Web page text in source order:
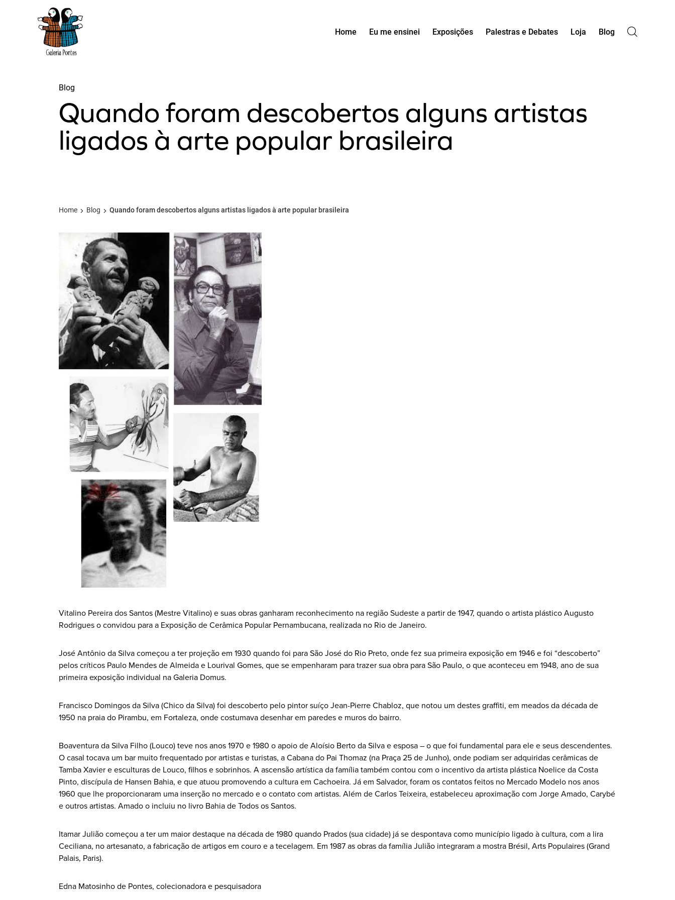
Home Eu me ensinei Exposições Palestras e Debates Loja Blog
Blog
Quando foram descobertos alguns artistas
ligados à arte popular brasileira
Home Blog Quando foram descobertos alguns artistas ligados à arte popular brasileira
Vitalino Pereira dos Santos (Mestre Vitalino) e suas obras ganharam reconhecimento na região Sudeste a partir de 1947, quando o artista plástico Augusto
Rodrigues o convidou para a Exposição de Cerâmica Popular Pernambucana, realizada no Rio de Janeiro.
José Antônio da Silva começou a ter projeção em 1930 quando foi para São José do Rio Preto, onde fez sua primeira exposição em 1946 e foi “descoberto”
pelos críticos Paulo Mendes de Almeida e Lourival Gomes, que se empenharam para trazer sua obra para São Paulo, o que aconteceu em 1948, ano de sua
primeira exposição individual na Galeria Domus.
Francisco Domingos da Silva (Chico da Silva) foi descoberto pelo pintor suíço Jean-Pierre Chabloz, que notou um destes graffiti, em meados da década de
1950 na praia do Pirambu, em Fortaleza, onde costumava desenhar em paredes e muros do bairro.
Boaventura da Silva Filho (Louco) teve nos anos 1970 e 1980 o apoio de Aloísio Berto da Silva e esposa – o que foi fundamental para ele e seus descendentes.
O casal tocava um bar muito frequentado por artistas e turistas, a Cabana do Pai Thomaz (na Praça 25 de Junho), onde podiam ser adquiridas cerâmicas de
Tamba Xavier e esculturas de Louco, filhos e sobrinhos. A ascensão artística da família também contou com o incentivo da artista plástica Noelice da Costa
Pinto, discípula de Hansen Bahia, e que atuou promovendo a cultura em Cachoeira. Já em Salvador, foram os contatos feitos no Mercado Modelo nos anos
1960 que lhe proporcionaram uma inserção no mercado e o contato com artistas. Além de Carlos Teixeira, estabeleceu aproximação com Jorge Amado, Carybé
e outros artistas. Amado o incluiu no livro Bahia de Todos os Santos.
Itamar Julião começou a ter um maior destaque na década de 1980 quando Prados (sua cidade) já se despontava como município ligado à cultura, com a lira
Ceciliana, no artesanato, a fabricação de artigos em couro e a tecelagem. Em 1987 as obras da família Julião integraram a mostra Brésil, Arts Populaires (Grand
Palais, Paris).
Edna Matosinho de Pontes, colecionadora e pesquisadora